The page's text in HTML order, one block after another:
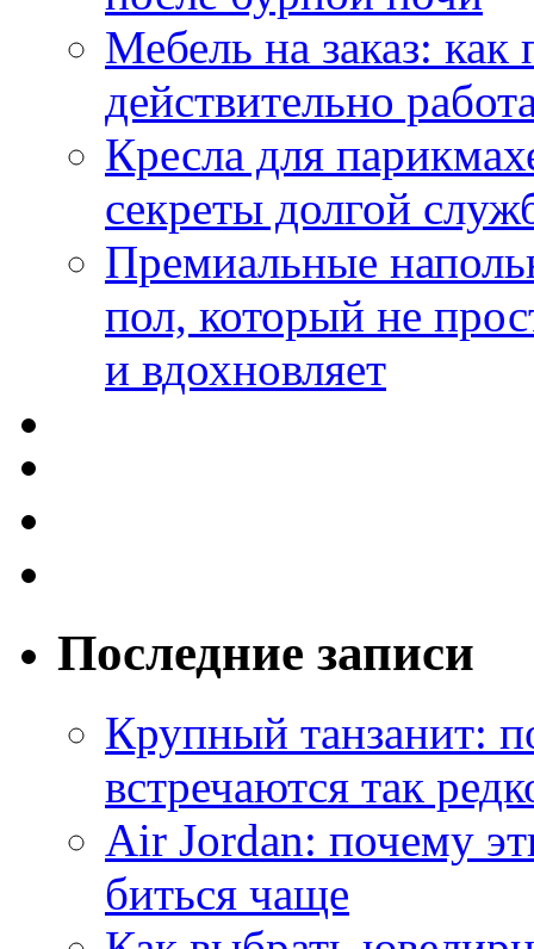
Мебель на заказ:
действительно
Кресла для
секреты долгой
Премиальные
пол, который не
и вдохновляет
Последние записи
Крупный танзанит:
встречаются так
Air Jordan: почему
биться чаще